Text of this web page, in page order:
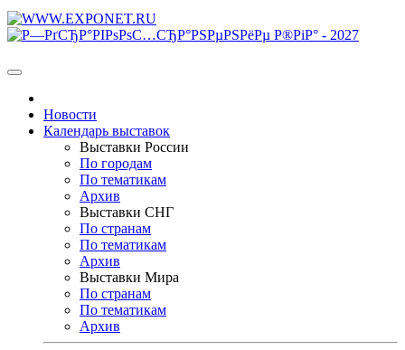
Новости
Календарь выставок
Выставки России
По городам
По тематикам
Архив
Выставки СНГ
По странам
По тематикам
Архив
Выставки Мира
По странам
По тематикам
Архив